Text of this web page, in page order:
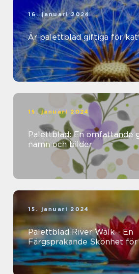
16. januari 2024
Är palettblad giftiga för
15. januari 2024
Palettblad: En omfattande
namn och bilder
15. januari 2024
Palettblad River Walk - En
Färgsprakande Skönhet